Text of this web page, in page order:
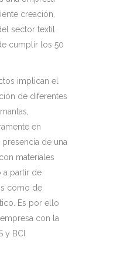
creación,
sector textil
cumplir los 50
implican el
de diferentes
en
presencia de una
materiales
a partir de
como de
Es por ello
con la
y BCI.